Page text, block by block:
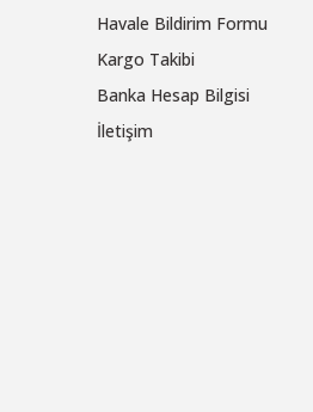
Havale Bildirim Formu
Kargo Takibi
Banka Hesap Bilgisi
İletişim